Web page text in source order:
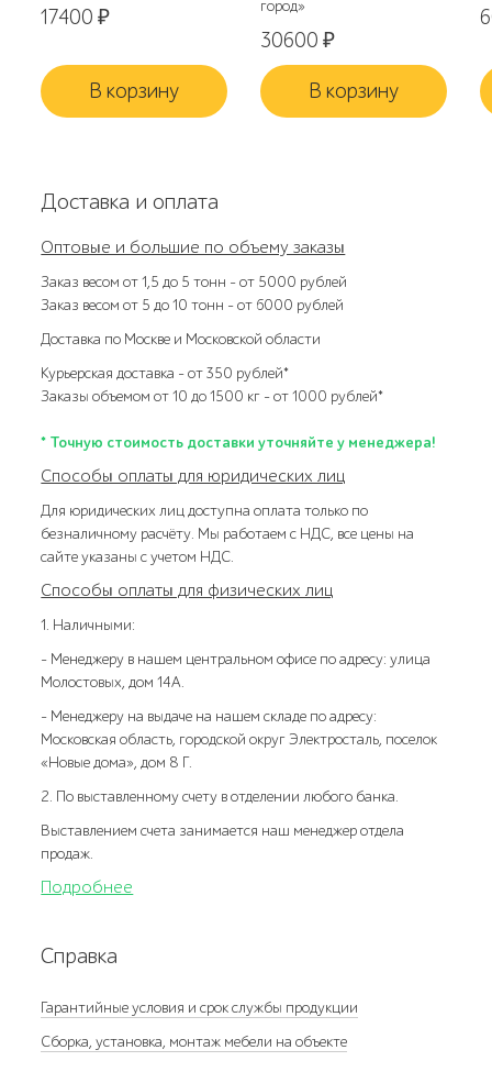
17400₽
В корзину
город»
30600₽
В корзину
Доставка и оплата
Оптовые и большие по объему заказы
Заказ весом от 1,5 до 5 тонн – от 5000 рублей
Заказ весом от 5 до 10 тонн – от 6000 рублей
Доставка по Москве и Московской области
Курьерская доставка – от 350 рублей*
Заказы объемом от 10 до 1500 кг – от 1000 рублей*
* Точную стоимость доставки уточняйте у менеджера!
Способы оплаты для юридических лиц
Для юридических лиц доступна оплата только по
безналичному расчёту. Мы работаем с НДС, все цены на
сайте указаны с учетом НДС.
Способы оплаты для физических лиц
1. Наличными:
- Менеджеру в нашем центральном офисе по адресу: улица
Молостовых, дом 14А.
- Менеджеру на выдаче на нашем складе по адресу:
Московская область, городской округ Электросталь, поселок
«Новые дома», дом 8 Г.
2. По выставленному счету в отделении любого банка.
Выставлением счета занимается наш менеджер отдела
продаж.
Подробнее
Справка
Гарантийные условия и срок службы продукции
Сборка, установка, монтаж мебели на объекте